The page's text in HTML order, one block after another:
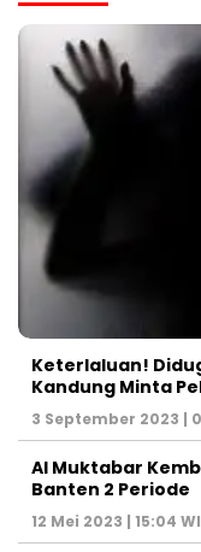
Keterlaluan!
Kandung Minta
3 September 2023 |
Al Muktabar
Banten 2 Periode
12 Mei 2023 | 15:04